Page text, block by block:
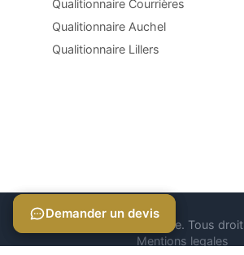
Qualitionnaire Courrières
Qualitionnaire Auchel
Qualitionnaire Lillers
© 2026 Qualitionnaire. Tous
Mentions legales
Demander un devis
Demander un devis